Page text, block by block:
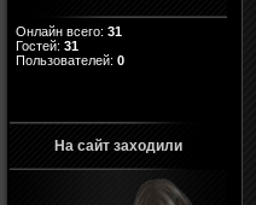
Онлайн всего: 31
Гостей: 31
Пользователей: 0
На сайт заходили